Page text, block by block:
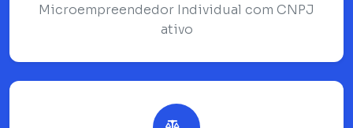
Microempreendedor Individual com CNPJ
ativo